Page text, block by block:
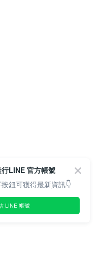
LINE 官方帳號
鈕可獲得最新資訊👇
LINE 帳號